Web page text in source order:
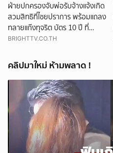
ฝ่ายปกครองจับพ่อรับจ้างแจ้งเกิด
สวมสิทธิที่ไชยปราการ พร้อมแถลง
ทลายแก๊งทุจริต บัตร 10 ปี ที่
แม่สอด
BRIGHTTV.CO.TH
คลิปมาใหม่ ห้ามพลาด !